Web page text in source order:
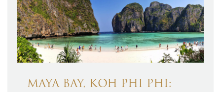
MAYA BAY, KOH PHI PHI: